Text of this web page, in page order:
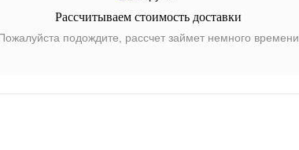
Рассчитываем стоимость доставки
подождите, рассчет займет немного времени